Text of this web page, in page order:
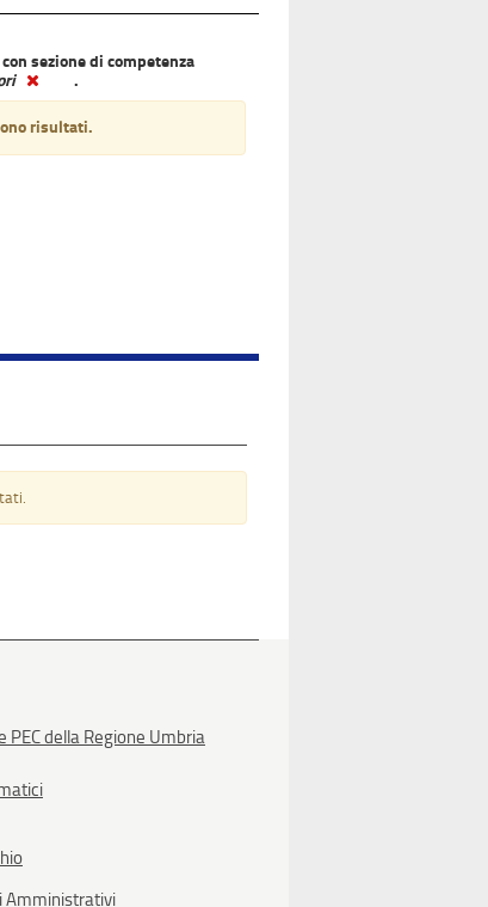
sezione di competenza
.
risultati.
PEC della Regione Umbria
Amministrativi